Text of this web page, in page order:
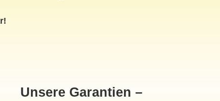
Unsere Garantien –